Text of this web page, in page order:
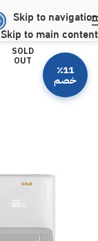
Skip to navigation
Skip to main content
SOLD
OUT
٪11
خصم